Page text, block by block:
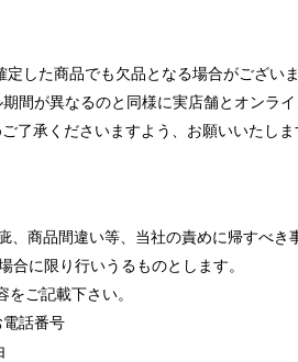
した商品でも欠品となる場合がござい
間が異なるのと同様に実店舗とオン
了承くださいますよう、お願いいたしま
、商品間違い等、当社の責めに帰すべ
に限り行いうるものとします。
ご記載下さい。
話番号